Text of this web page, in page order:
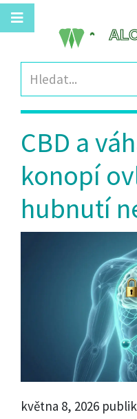
CBD a
konopí
hubnutí
května 8, 2026